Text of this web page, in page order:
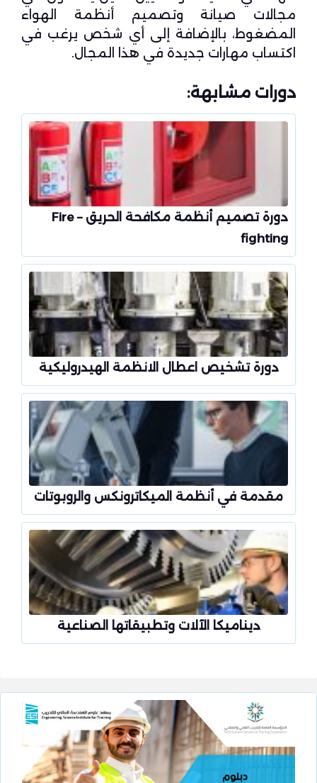
مجالات صيانة وتصميم أنظمة الهواء
المضغوط، بالإضافة إلى أي شخص يرغب في
اكتساب مهارات جديدة في هذا المجال.
دورات مشابهة:
دورة تصميم أنظمة مكافحة الحريق – Fire
fighting
دورة تشخيص اعطال الانظمة الهيدروليكية
مقدمة في أنظمة الميكاترونكس والروبوتات
ديناميكا الآلات وتطبيقاتها الصناعية